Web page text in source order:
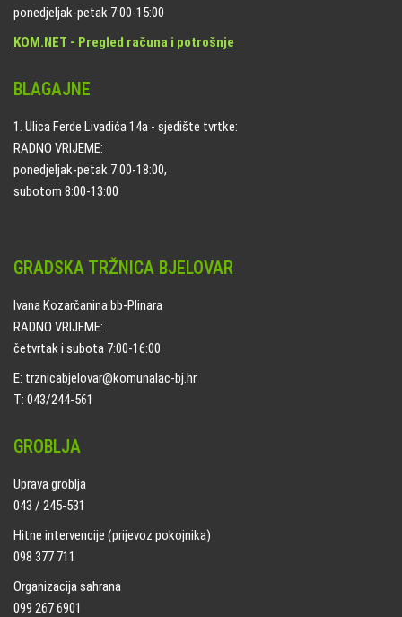
ponedjeljak-petak 7:00-15:00
KOM.NET - Pregled računa i potrošnje
BLAGAJNE
1. Ulica Ferde Livadića 14a - sjedište tvrtke:
RADNO VRIJEME:
ponedjeljak-petak 7:00-18:00,
subotom 8:00-13:00
GRADSKA TRŽNICA BJELOVAR
Ivana Kozarčanina bb-Plinara
RADNO VRIJEME:
četvrtak i subota 7:00-16:00
E: trznicabjelovar@komunalac-bj.hr
T: 043/244-561
GROBLJA
Uprava groblja
043 / 245-531
Hitne intervencije (prijevoz pokojnika)
098 377 711
Organizacija sahrana
099 267 6901